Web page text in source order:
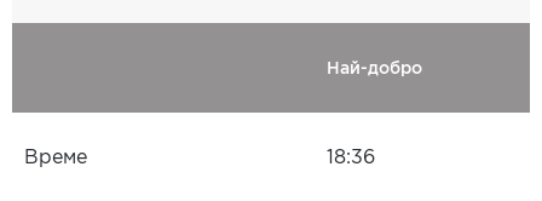
Най-добро
Време 18:36